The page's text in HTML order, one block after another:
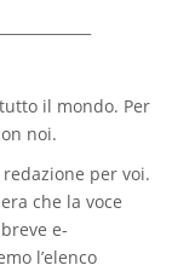
il mondo. Per
noi.
per voi.
che la voce
e-
l’elenco